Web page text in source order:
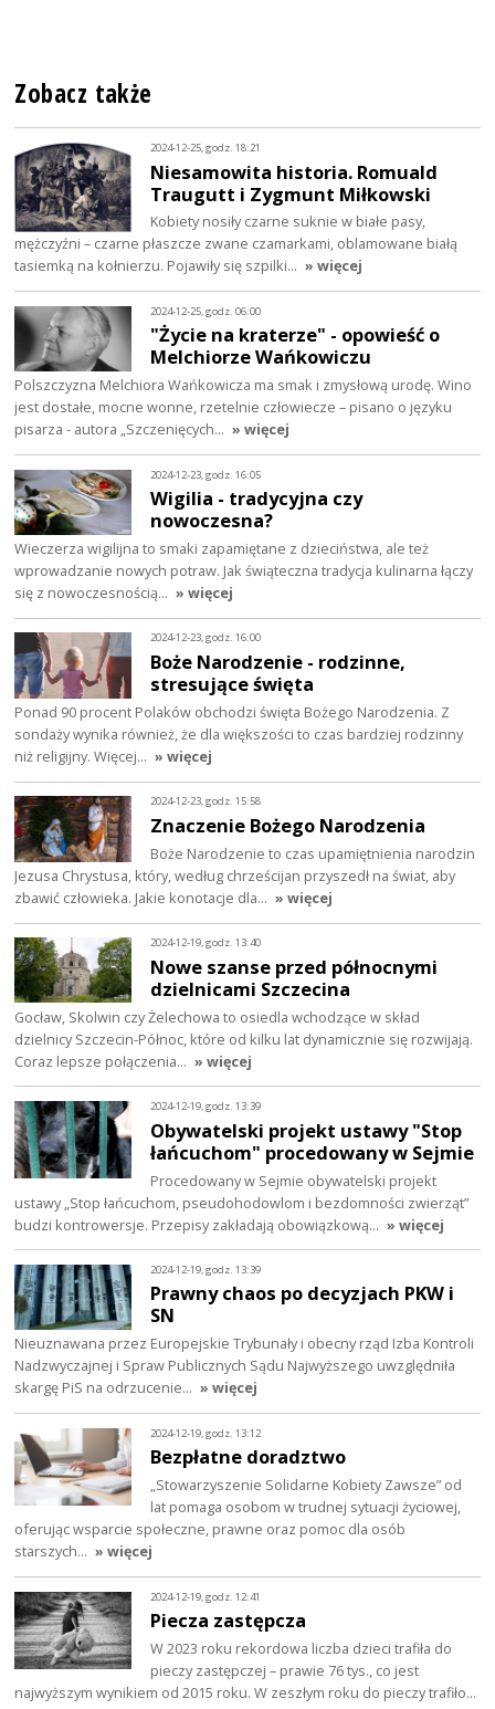
Zobacz także
2024-12-25, godz. 18:21
Niesamowita historia. Romuald
Traugutt i Zygmunt Miłkowski
Kobiety nosiły czarne suknie w białe pasy,
mężczyźni – czarne płaszcze zwane czamarkami, oblamowane białą
tasiemką na kołnierzu. Pojawiły się szpilki… » więcej
2024-12-25, godz. 06:00
"Życie na kraterze" - opowieść o
Melchiorze Wańkowiczu
Polszczyzna Melchiora Wańkowicza ma smak i zmysłową urodę. Wino
jest dostałe, mocne wonne, rzetelnie człowiecze – pisano o języku
pisarza - autora „Szczenięcych… » więcej
2024-12-23, godz. 16:05
Wigilia - tradycyjna czy
nowoczesna?
Wieczerza wigilijna to smaki zapamiętane z dzieciństwa, ale też
wprowadzanie nowych potraw. Jak świąteczna tradycja kulinarna łączy
się z nowoczesnością… » więcej
2024-12-23, godz. 16:00
Boże Narodzenie - rodzinne,
stresujące święta
Ponad 90 procent Polaków obchodzi święta Bożego Narodzenia. Z
sondaży wynika również, że dla większości to czas bardziej rodzinny
niż religijny. Więcej… » więcej
2024-12-23, godz. 15:58
Znaczenie Bożego Narodzenia
Boże Narodzenie to czas upamiętnienia narodzin
Jezusa Chrystusa, który, według chrześcijan przyszedł na świat, aby
zbawić człowieka. Jakie konotacje dla… » więcej
2024-12-19, godz. 13:40
Nowe szanse przed północnymi
dzielnicami Szczecina
Gocław, Skolwin czy Żelechowa to osiedla wchodzące w skład
dzielnicy Szczecin-Północ, które od kilku lat dynamicznie się rozwijają.
Coraz lepsze połączenia… » więcej
2024-12-19, godz. 13:39
Obywatelski projekt ustawy "Stop
łańcuchom" procedowany w Sejmie
Procedowany w Sejmie obywatelski projekt
ustawy „Stop łańcuchom, pseudohodowlom i bezdomności zwierząt”
budzi kontrowersje. Przepisy zakładają obowiązkową… » więcej
2024-12-19, godz. 13:39
Prawny chaos po decyzjach PKW i
SN
Nieuznawana przez Europejskie Trybunały i obecny rząd Izba Kontroli
Nadzwyczajnej i Spraw Publicznych Sądu Najwyższego uwzględniła
skargę PiS na odrzucenie… » więcej
2024-12-19, godz. 13:12
Bezpłatne doradztwo
„Stowarzyszenie Solidarne Kobiety Zawsze” od
lat pomaga osobom w trudnej sytuacji życiowej,
oferując wsparcie społeczne, prawne oraz pomoc dla osób
starszych… » więcej
2024-12-19, godz. 12:41
Piecza zastępcza
W 2023 roku rekordowa liczba dzieci trafiła do
pieczy zastępczej – prawie 76 tys., co jest
najwyższym wynikiem od 2015 roku. W zeszłym roku do pieczy trafiło…